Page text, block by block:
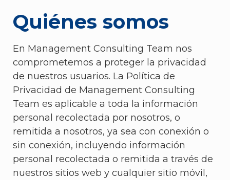
Quiénes somos
En Management Consulting Team nos
comprometemos a proteger la privacidad
de nuestros usuarios. La Política de
Privacidad de Management Consulting
Team es aplicable a toda la información
personal recolectada por nosotros, o
remitida a nosotros, ya sea con conexión o
sin conexión, incluyendo información
personal recolectada o remitida a través de
nuestros sitios web y cualquier sitio móvil,